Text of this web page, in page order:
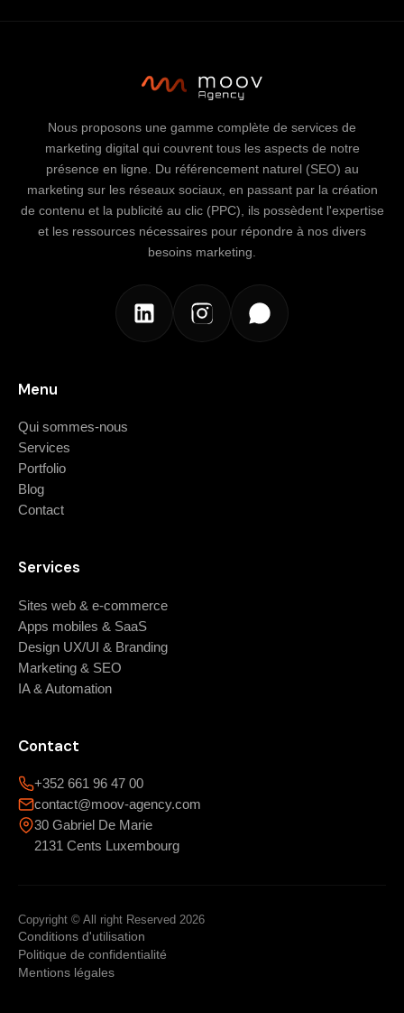
Nous proposons une gamme complète de services de
marketing digital qui couvrent tous les aspects de notre
présence en ligne. Du référencement naturel (SEO) au
marketing sur les réseaux sociaux, en passant par la création
de contenu et la publicité au clic (PPC), ils possèdent l'expertise
et les ressources nécessaires pour répondre à nos divers
besoins marketing.
Menu
Qui sommes-nous
Services
Portfolio
Blog
Contact
Services
Sites web & e-commerce
Apps mobiles & SaaS
Design UX/UI & Branding
Marketing & SEO
IA & Automation
Contact
+352 661 96 47 00
contact@moov-agency.com
30 Gabriel De Marie
2131 Cents Luxembourg
Copyright © All right Reserved 2026
Conditions d'utilisation
Politique de confidentialité
Mentions légales